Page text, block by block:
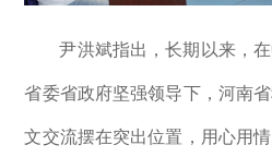
尹洪斌指出，长期以来，
省委省政府坚强领导下，河南
文交流摆在突出位置，用心用